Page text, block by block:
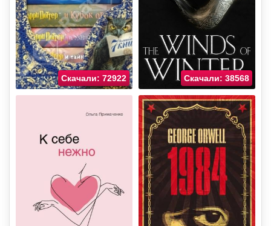
Скачали: 72922 Скачали: 38568